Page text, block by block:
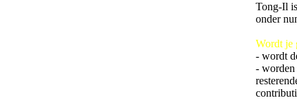
Tong-Il
onder
Wordt je
- wordt
-